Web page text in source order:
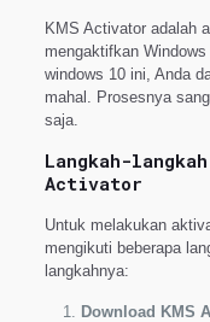
KMS Activator adalah
mengaktifkan
windows 10 ini, Anda
mahal. Prosesnya
saja.
Langkah-
Activator
Untuk melakukan
mengikuti beberapa
langkahnya:
Download KMS